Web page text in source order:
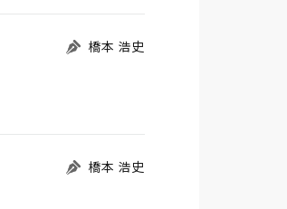
橋本 浩史
橋本 浩史